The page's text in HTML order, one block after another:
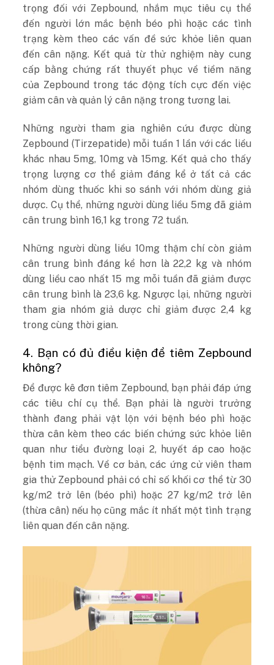
trọng đối với Zepbound, nhắm mục tiêu cụ thể
đến người lớn mắc bệnh béo phì hoặc các tình
trạng kèm theo các vấn đề sức khỏe liên quan
đến cân nặng. Kết quả từ thử nghiệm này cung
cấp bằng chứng rất thuyết phục về tiềm năng
của Zepbound trong tác động tích cực đến việc
giảm cân và quản lý cân nặng trong tương lai.
Những người tham gia nghiên cứu được dùng
Zepbound (Tirzepatide) mỗi tuần 1 lần với các liều
khác nhau 5mg, 10mg và 15mg. Kết quả cho thấy
trọng lượng cơ thể giảm đáng kể ở tất cả các
nhóm dùng thuốc khi so sánh với nhóm dùng giả
dược. Cụ thể, những người dùng liều 5mg đã giảm
cân trung bình 16,1 kg trong 72 tuần.
Những người dùng liều 10mg thậm chí còn giảm
cân trung bình đáng kể hơn là 22,2 kg và nhóm
dùng liều cao nhất 15 mg mỗi tuần đã giảm được
cân trung bình là 23,6 kg. Ngược lại, những người
tham gia nhóm giả dược chỉ giảm được 2,4 kg
trong cùng thời gian.
4. Bạn có đủ điều kiện để tiêm Zepbound
không?
Để được kê đơn tiêm Zepbound, bạn phải đáp ứng
các tiêu chí cụ thể. Bạn phải là người trưởng
thành đang phải vật lộn với bệnh béo phì hoặc
thừa cân kèm theo các biến chứng sức khỏe liên
quan như tiểu đường loại 2, huyết áp cao hoặc
bệnh tim mạch. Về cơ bản, các ứng cử viên tham
gia thử Zepbound phải có chỉ số khối cơ thể từ 30
kg/m2 trở lên (béo phì) hoặc 27 kg/m2 trở lên
(thừa cân) nếu họ cũng mắc ít nhất một tình trạng
liên quan đến cân nặng.